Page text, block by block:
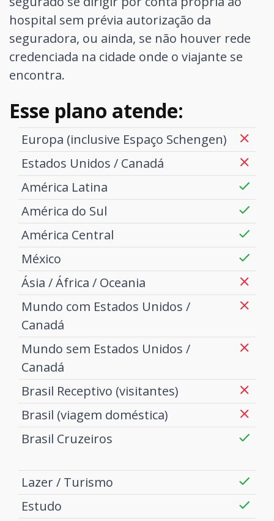
hospital sem prévia autorização da
seguradora, ou ainda, se não houver rede
credenciada na cidade onde o viajante se
encontra.
Esse plano atende:
Europa (inclusive Espaço Schengen)
Estados Unidos / Canadá
América Latina
América do Sul
América Central
México
Ásia / África / Oceania
Mundo com Estados Unidos /
Canadá
Mundo sem Estados Unidos /
Canadá
Brasil Receptivo (visitantes)
Brasil (viagem doméstica)
Brasil Cruzeiros
Lazer / Turismo
Estudo